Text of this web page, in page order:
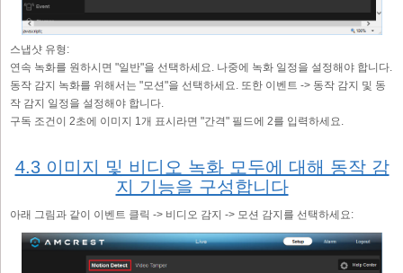
스냅샷 유형:
연속 녹화를 원하시면 "일반"을 선택하세요. 나중에 녹화 일정을 설정해야 합니다.
동작 감지 녹화를 위해서는 "모션"을 선택하세요. 또한 이벤트 -> 동작 감지 및 동
작 감지 일정을 설정해야 합니다.
구독 조건이 2초에 이미지 1개 표시라면 "간격" 필드에 2를 입력하세요.
4.3 이미지 및 비디오 녹화 모두에 대해 동작 감
지 기능을 구성합니다
아래 그림과 같이 이벤트 클릭 -> 비디오 감지 -> 모션 감지를 선택하세요: